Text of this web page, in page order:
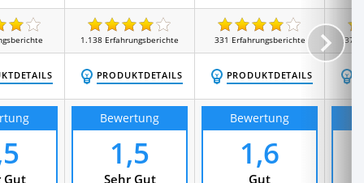
1.138 Erfahrungsberichte 331 Erfahrungsberichte 377
PRODUKTDETAILS PRODUKTDETAILS
Gut
Bewertung
1,5
Sehr Gut
Bewertung
1,6
Gut